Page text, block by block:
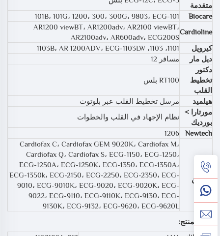
متقدمة
Biocare
101B، 101G، 1200، 300، 300G، 9803، ECG-101
Cardioline
AR1200 viewBT، AR1200adv، AR2100 viewBT،
AR2100adv، AR600adv، ECG200S
كيرويل
1101، 1103، 1103B، AR 1200ADV، ECG-1103LW
ديل مار
مسافر 12
دكتور
تخطيط
القلب
RT100 بلس
هيلميد
مرسل تخطيط القلب عبر بلوتوث
مورتارا >
بورديك
نظام الإجهاد في القلب والخطوات
Newtech
1206
نيهون
كوهدن
Cardiofax C، Cardiofax GEM 9020K، Cardiofax M،
Cardiofax Q، Cardiofax S، ECG-1150، ECG-1250،
ECG-1250A، ECG-1250K، ECG-1350، ECG-1350A،
ECG-1350k، ECG-2150، ECG-2250، ECG-2350، ECG-
9010، ECG-9010K، ECG-9020، ECG-9020K، ECG-
9022، ECG-9110، ECG-9110K، ECG-9130، ECG-
9130K، ECG-9132، ECG-9620، ECG-9620L
رقم المنتج: